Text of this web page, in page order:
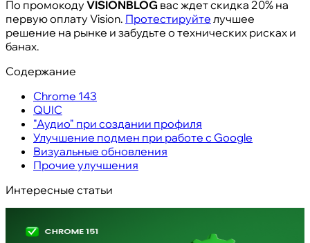
По промокоду VISIONBLOG вас ждет скидка 20% на
первую оплату Vision. Протестируйте лучшее
решение на рынке и забудьте о технических рисках и
банах.
Содержание
Chrome 143
QUIC
"Аудио" при создании профиля
Улучшение подмен при работе с Google
Визуальные обновления
Прочие улучшения
Интересные статьи